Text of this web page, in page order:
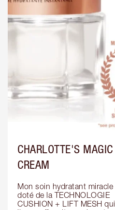
CHARLOTTE'S MAGIC
CREAM
Mon soin hydratant miracle
doté de la TECHNOLOGIE
CUSHION + LIFT MESH qui